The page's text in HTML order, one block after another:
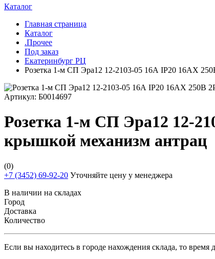
Каталог
Главная страница
Каталог
.Прочее
Под заказ
Екатеринбург РЦ
Розетка 1-м СП Эра12 12-2103-05 16А IP20 16AX
Артикул: Б0014697
Розетка 1-м СП Эра12 12-
крышкой механизм антрац
(0)
+7 (3452) 69-92-20 Уточняйте цену у менеджера
В наличии на складах
Город
Доставка
Количество
Если вы находитесь в городе нахождения склада, то